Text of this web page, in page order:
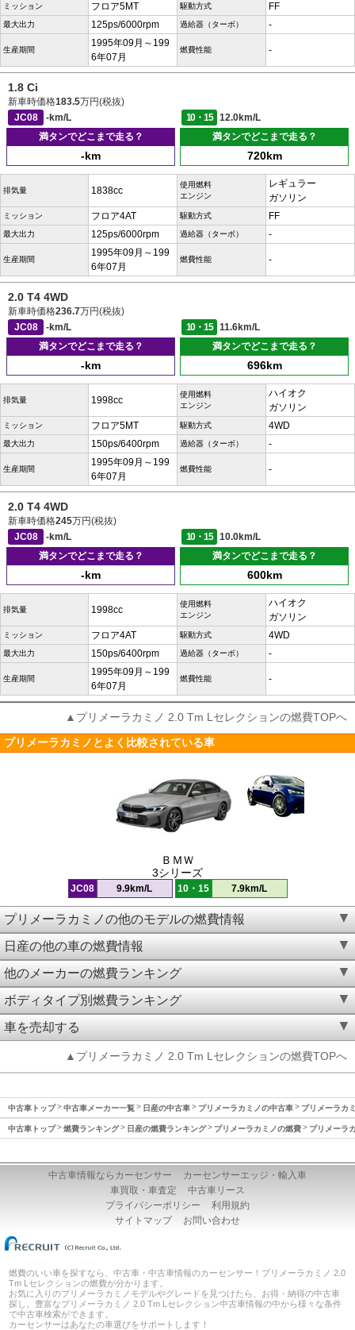
ミッション フロア5MT 駆動方式 FF
最大出力 125ps/6000rpm 過給器（ターボ） -
生産期間
1995年09月～199
6年07月
燃費性能 -
1.8 Ci
新車時価格183.5万円(税抜)
JC08
-km/L 10・15
12.0km/L
満タンでどこまで走る？
-km
満タンでどこまで走る？
720km
排気量 1838cc
使用燃料
エンジン
レギュラー
ガソリン
ミッション フロア4AT 駆動方式 FF
最大出力 125ps/6000rpm 過給器（ターボ） -
生産期間
1995年09月～199
6年07月
燃費性能 -
2.0 T4 4WD
新車時価格236.7万円(税抜)
JC08
-km/L 10・15
11.6km/L
満タンでどこまで走る？
-km
満タンでどこまで走る？
696km
排気量 1998cc
使用燃料
エンジン
ハイオク
ガソリン
ミッション フロア5MT 駆動方式 4WD
最大出力 150ps/6400rpm 過給器（ターボ） -
生産期間
1995年09月～199
6年07月
燃費性能 -
2.0 T4 4WD
新車時価格245万円(税抜)
JC08
-km/L 10・15
10.0km/L
満タンでどこまで走る？
-km
満タンでどこまで走る？
600km
排気量 1998cc
使用燃料
エンジン
ハイオク
ガソリン
ミッション フロア4AT 駆動方式 4WD
最大出力 150ps/6400rpm 過給器（ターボ） -
生産期間
1995年09月～199
6年07月
燃費性能 -
▲プリメーラカミノ 2.0 Tm Lセレクションの燃費TOPへ
プリメーラカミノとよく比較されている車
ＢＭＷ
3シリーズ
JC08 9.9km/L 10・15 7.9km/L
プリメーラカミノの他のモデルの燃費情報
日産の他の車の燃費情報
他のメーカーの燃費ランキング
ボディタイプ別燃費ランキング
車を売却する
▲プリメーラカミノ 2.0 Tm Lセレクションの燃費TOPへ
中古車トップ 中古車メーカー一覧 日産の中古車 プリメーラカミノの中古車 プリメーラカ
中古車トップ 燃費ランキング 日産の燃費ランキング プリメーラカミノの燃費 プリメーラ
中古車情報ならカーセンサー
カーセンサーエッジ・輸入車
車買取・車査定
中古車リース
プライバシーポリシー
利用規約
サイトマップ
お問い合わせ
燃費のいい車を探すなら、中古車・中古車情報のカーセンサー！プリメーラカミノ 2.0
Tm Lセレクションの燃費が分かります。
お気に入りのプリメーラカミノモデルやグレードを見つけたら、お得・納得の中古車
探し。豊富なプリメーラカミノ 2.0 Tm Lセレクション中古車情報の中から様々な条件
で中古車検索ができます。
カーセンサーはあなたの車選びをサポートします！